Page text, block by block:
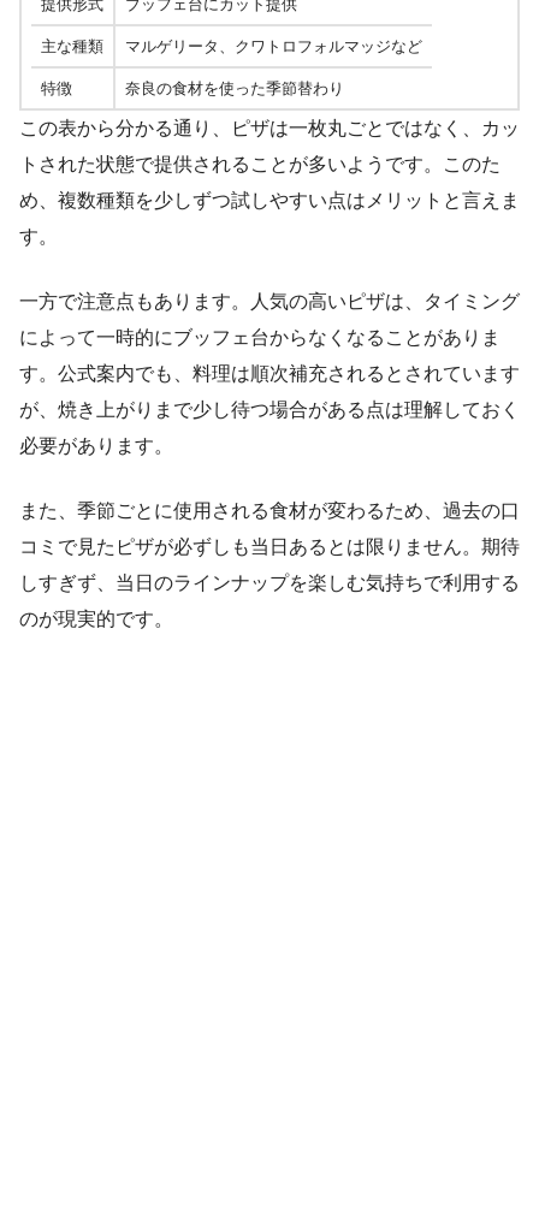
提供形式 ブッフェ台にカット提供
主な種類 マルゲリータ、クワトロフォルマッジなど
特徴 奈良の食材を使った季節替わり
この表から分かる通り、ピザは一枚丸ごとではなく、カッ
トされた状態で提供されることが多いようです。このた
め、複数種類を少しずつ試しやすい点はメリットと言えま
す。
一方で注意点もあります。人気の高いピザは、タイミング
によって一時的にブッフェ台からなくなることがありま
す。公式案内でも、料理は順次補充されるとされています
が、焼き上がりまで少し待つ場合がある点は理解しておく
必要があります。
また、季節ごとに使用される食材が変わるため、過去の口
コミで見たピザが必ずしも当日あるとは限りません。期待
しすぎず、当日のラインナップを楽しむ気持ちで利用する
のが現実的です。